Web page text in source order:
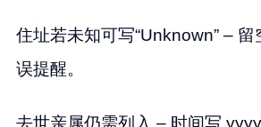
住址若未知可写“Unknown” –
误提醒。
去世亲属仍需列入 – 时间写